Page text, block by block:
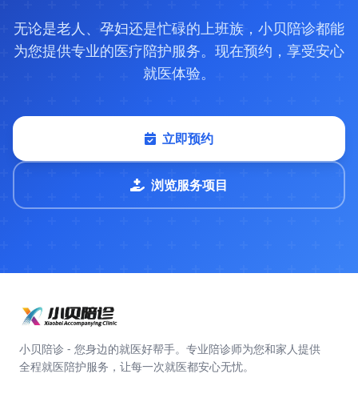
无论是老人、孕妇还是忙碌的上班族，小贝陪诊都能
为您提供专业的医疗陪护服务。现在预约，享受安心
就医体验。
立即预约
浏览服务项目
小贝陪诊 - 您身边的就医好帮手。专业陪诊师为您和家人提供
全程就医陪护服务，让每一次就医都安心无忧。